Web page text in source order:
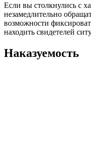
Если вы столкнулись с
незамедлительно
возможности
находить свидетелей
Наказуемость